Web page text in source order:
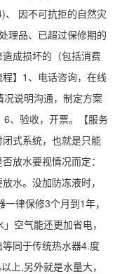
、 因不可抗拒的自然灾
理品、已超过保修期的
成损坏的（包括消费
】1、电话咨询，在线
说明沟通，制定方案
、验收，开票。【服务
式系统，也就是只能
放水要视情况而定：
水。没加防冻液时，
律保修3个月到1年，
空气能还更加省电，
同于传统热水器4.度
上,另外就是水量大，